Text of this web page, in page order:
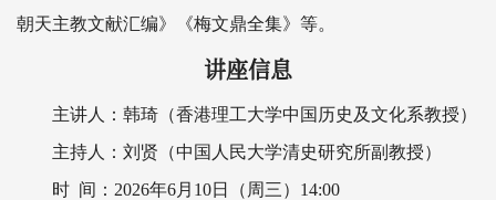
朝天主教文献汇编》《梅文鼎全集》等。
讲座信息
主讲人：韩琦（香港理工大学中国历史及文化系教授）
主持人：刘贤（中国人民大学清史研究所副教授）
时 间：2026年6月10日（周三）14:00